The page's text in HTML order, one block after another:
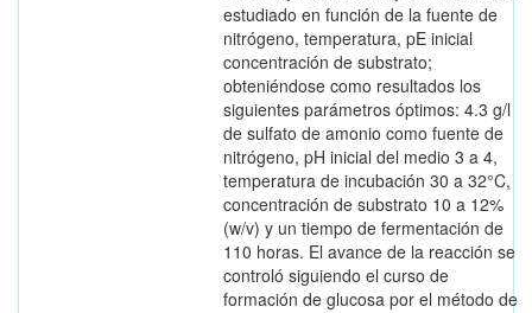
estudiado en función de la fuente de
nitrógeno, temperatura, pE inicial
concentración de substrato;
obteniéndose como resultados los
siguientes parámetros óptimos: 4.3 g/l
de sulfato de amonio como fuente de
nitrógeno, pH inicial del medio 3 a 4,
temperatura de incubación 30 a 32°C,
concentración de substrato 10 a 12%
(w/v) y un tiempo de fermentación de
110 horas. El avance de la reacción se
controló siguiendo el curso de
formación de glucosa por el método de